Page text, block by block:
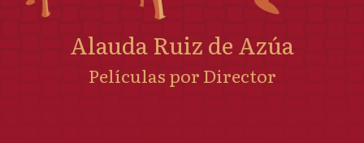
Alauda Ruiz de Azúa
Películas por Director